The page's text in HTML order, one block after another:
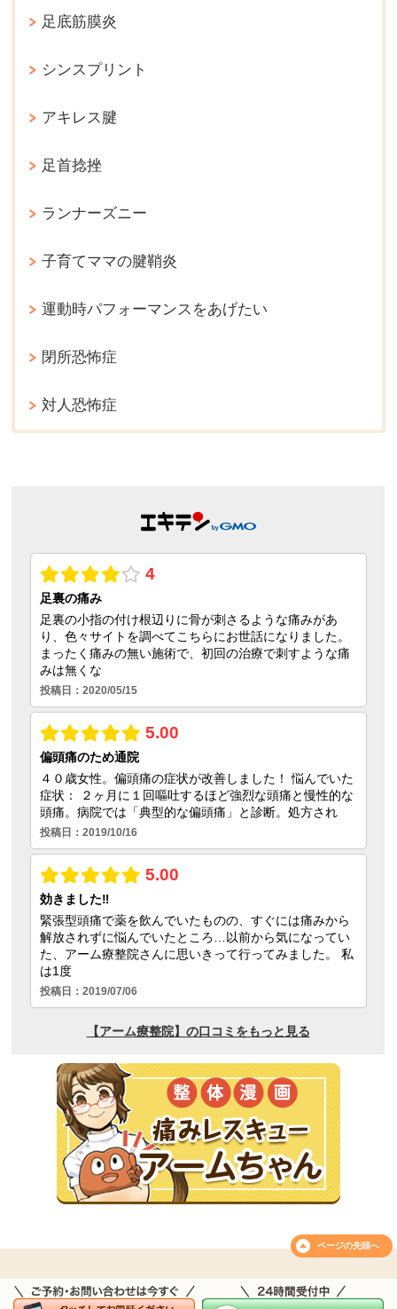
足底筋膜炎
シンスプリント
アキレス腱
足首捻挫
ランナーズニー
子育てママの腱鞘炎
運動時パフォーマンスをあげたい
閉所恐怖症
対人恐怖症
ページの先頭へ